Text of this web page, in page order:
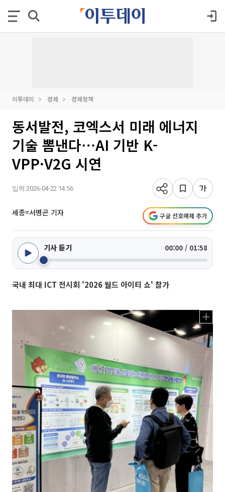
이투데이 경제 경제정책
동서발전, 코엑스서 미래 에너지
기술 뽐낸다⋯AI 기반 K-
VPP·V2G 시연
입력 2026-04-22 14:56
세종=서병곤 기자 구글 선호매체 추가
기사 듣기 00:00 / 01:58
국내 최대 ICT 전시회 '2026 월드 아이티 쇼' 참가